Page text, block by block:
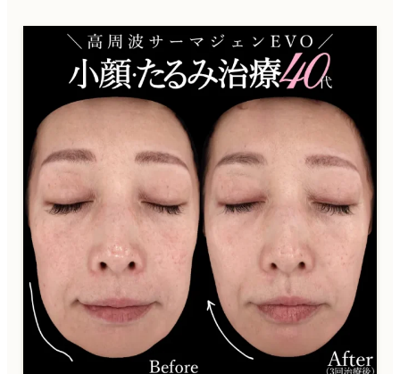
ヒアルロン酸
肌育注射
QスイッチYAGレーザー
ルビーレーザー
CO2レーザー
ハイフ
サーマジェン